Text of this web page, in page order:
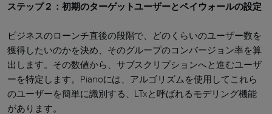
ステップ２：初期のターゲットユーザーとペイウォールの設定
ビジネスのローンチ直後の段階で、どのくらいのユーザー数を
獲得したいのかを決め、そのグループのコンバージョン率を算
出します。その数値から、サブスクリプションへと進むユーザ
ーを特定します。Pianoには、アルゴリズムを使用してこれら
のユーザーを簡単に識別する、LTxと呼ばれるモデリング機能
があります。